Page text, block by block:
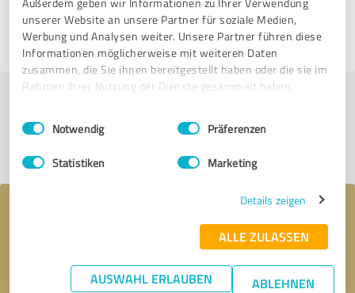
unserer Website an unsere Partner für soziale Medien,
Werbung und Analysen weiter. Unsere Partner führen diese
Informationen möglicherweise mit weiteren Daten
zusammen, die Sie ihnen bereitgestellt haben oder die sie im
Rahmen Ihrer Nutzung der Dienste gesammelt haben.
Impressum Datenschutzbestimmungen
Einwilligungsauswahl
Notwendig Präferenzen
Statistiken Marketing
Details zeigen
ALLE ZULASSEN
AUSWAHL ERLAUBEN ABLEHNEN
15.10.2025 Anonym
Ihre Nachricht an Sebastian Bäuerle │
Small & Midcap Corporate Finance │ ESG-
Real Assets